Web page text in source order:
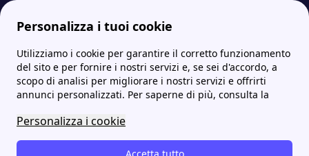
Personalizza i tuoi cookie
Utilizziamo i cookie per garantire il corretto funzionamento
del sito e per fornire i nostri servizi e, se sei d'accordo, a
scopo di analisi per migliorare i nostri servizi e offrirti
annunci personalizzati. Per saperne di più, consulta la
Personalizza i cookie
Internet Casa Siportal: le migliori offerte Internet ADSL e Fibra Siportal offerte: le promo Internet, telefono fisso e mobile
Siportal offerte: le promo
Internet, telefono fisso e
mobile